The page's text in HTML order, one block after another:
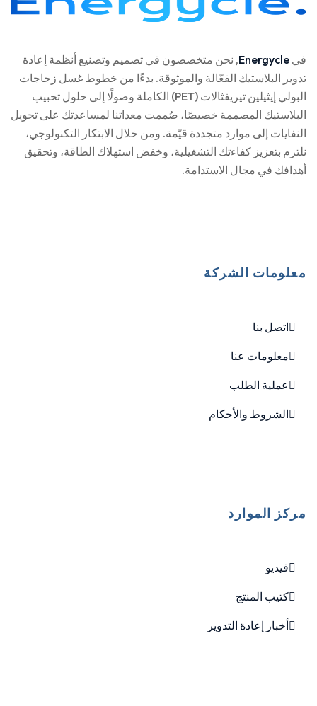
في Energycle, نحن متخصصون في تصميم وتصنيع أنظمة إعادة
تدوير البلاستيك الفعّالة والموثوقة. بدءًا من خطوط غسل زجاجات
البولي إيثيلين تيريفثالات (PET) الكاملة وصولًا إلى حلول تحبيب
البلاستيك المصممة خصيصًا، صُممت معداتنا لمساعدتك على تحويل
النفايات إلى موارد متجددة قيّمة. ومن خلال الابتكار التكنولوجي،
نلتزم بتعزيز كفاءتك التشغيلية، وخفض استهلاك الطاقة، وتحقيق
أهدافك في مجال الاستدامة.
معلومات الشركة
اتصل بنا
معلومات عنا
عملية الطلب
الشروط والأحكام
مركز الموارد
فيديو
كتيب المنتج
أخبار إعادة التدوير